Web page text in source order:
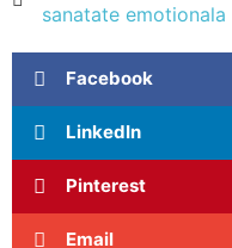
sanatate emotionala
Facebook
LinkedIn
Pinterest
Email